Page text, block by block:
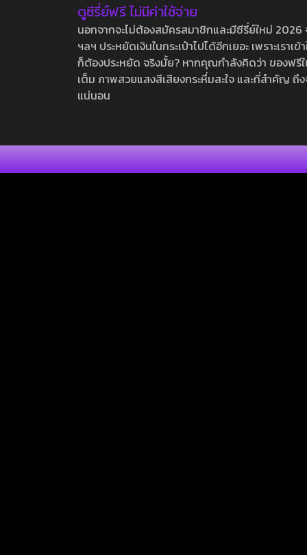
ดูซีรี่ย์ฟรี ไม่มีค่าใช้จ่าย
นอกจากจะไม่ต้องสมัครสมาชิกและมีซีรี่ย์ใหม่
ฯลฯ ประหยัดเงินในกระเป๋าไปได้อีกเยอะ เพราะเร
ก็ต้องประหยัด จริงมั้ย? หากคุณกำลังคิดว่า ของฟ
เต็ม ภาพสวยแสงสีเสียงกระหึ่มสะใจ และที่สำคัญ
แน่นอน